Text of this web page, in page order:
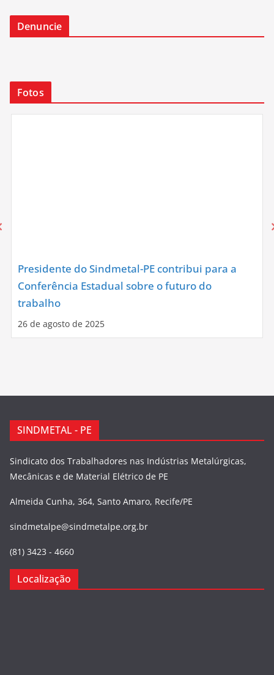
Denuncie
Fotos
Presidente do Sindmetal-PE contribui para a
Conferência Estadual sobre o futuro do
trabalho
26 de agosto de 2025
SINDMETAL - PE
Sindicato dos Trabalhadores nas Indústrias Metalúrgicas,
Mecânicas e de Material Elétrico de PE
Almeida Cunha, 364, Santo Amaro, Recife/PE
sindmetalpe@sindmetalpe.org.br
(81) 3423 - 4660
Localização